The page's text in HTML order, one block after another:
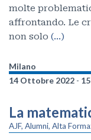
molte
affrontando. Le
non solo (…)
Milano
14 Ottobre 2022 -
La
AJF, Alumni, Alta